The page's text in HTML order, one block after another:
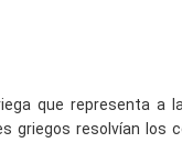
que representa a
griegos resolvían los